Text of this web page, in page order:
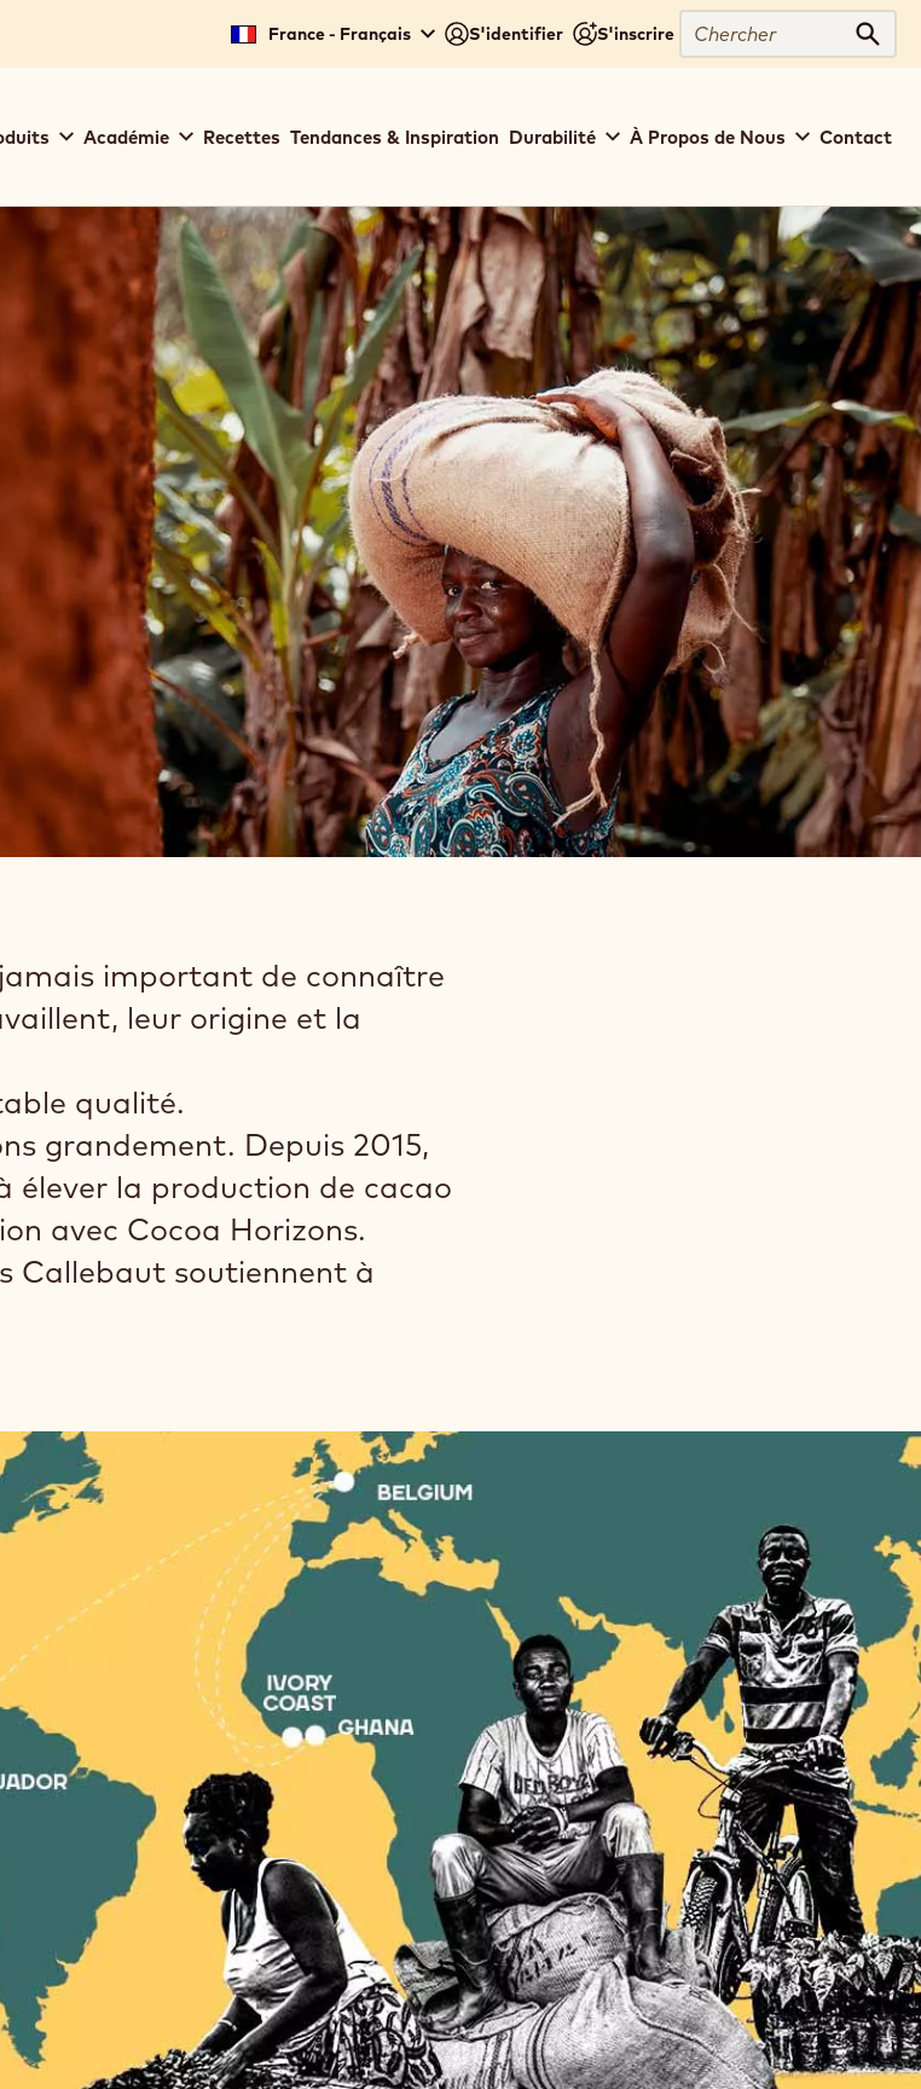
France - Français S'identifier S'inscrire
Chercher
Académie Recettes Tendances & Inspiration Durabilité À Propos de Nous Contact
important de connaître
leur origine et la
qualité.
grandement. Depuis 2015,
élever la production de cacao
avec Cocoa Horizons.
Callebaut soutiennent à